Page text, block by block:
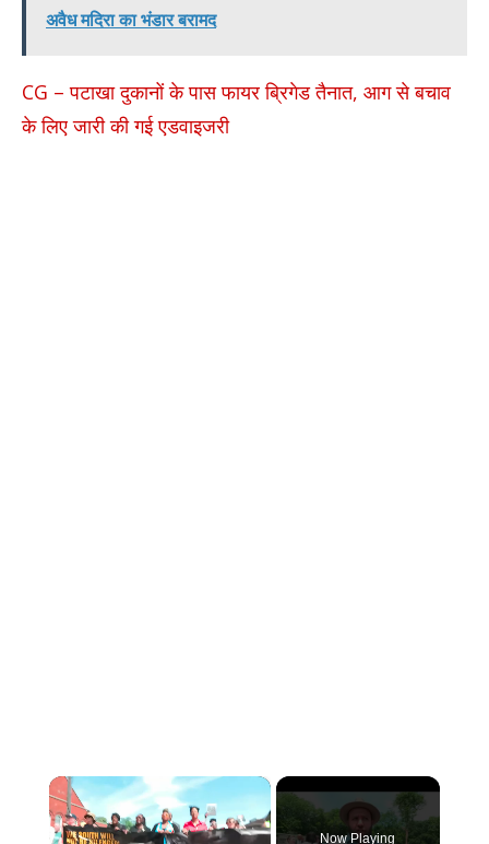
अवैध मदिरा का भंडार बरामद
CG – पटाखा दुकानों के पास फायर ब्रिगेड तैनात, आग से बचाव
के लिए जारी की गई एडवाइजरी
×
Now Playing